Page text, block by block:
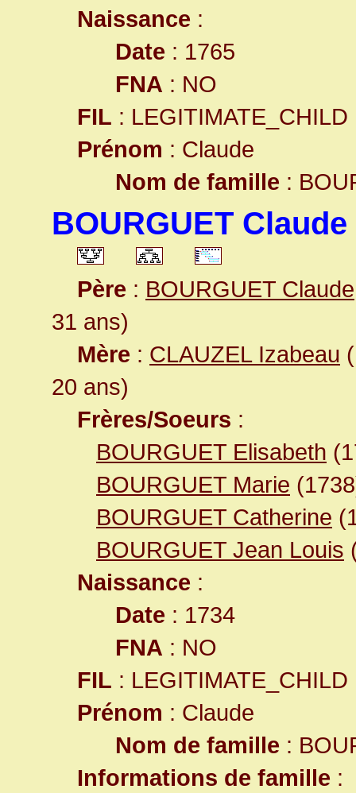
Naissance :
Date : 1765
FNA : NO
FIL : LEGITIMATE_CHILD
Prénom : Claude
Nom de famille :
BOURGUET Claude
Père : BOURGUET Claude
31 ans)
Mère : CLAUZEL Izabeau
20 ans)
Frères/Soeurs :
BOURGUET Elisabeth
BOURGUET Marie
BOURGUET Catherine
BOURGUET Jean Louis
Naissance :
Date : 1734
FNA : NO
FIL : LEGITIMATE_CHILD
Prénom : Claude
Nom de famille :
Informations de famille :